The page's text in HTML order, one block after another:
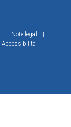
Note legali
Accessibilità